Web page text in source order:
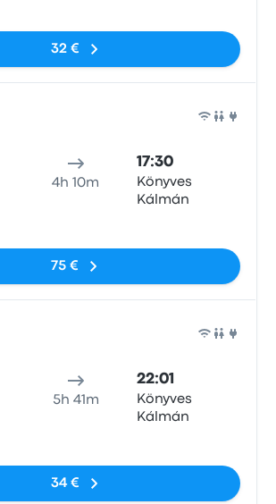
32 €
4h 10m
17:30
Könyves
Kálmán
75 €
5h 41m
22:01
Könyves
Kálmán
34 €